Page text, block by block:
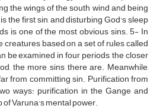
the wings of the south wind and being
the first sin, and disturbing God's sleep
is one of the most obvious sins. 5- In
creatures based on a set of rules called
be examined in four periods, the closer
the more sins there are. Meanwhile,
from committing sin. Purification from
ways: purification in the Gange and
Varuna's mental power.